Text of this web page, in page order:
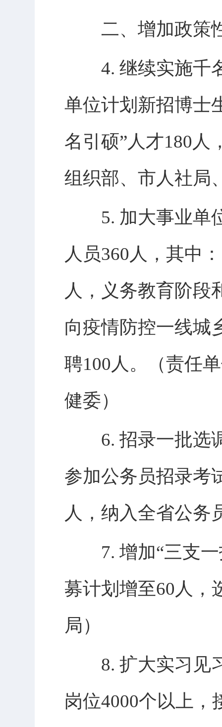
二、增加政策
4. 继续实施千名
单位计划新招博士
名引硕”人才180人
组织部、市人社局
5. 加大事业单位
人员360人，其中
人，义务教育阶段
向疫情防控一线城
聘100人。（责任
健委）
6. 招录一批选调
参加公务员招录考
人，纳入全省公务
7. 增加“三支一
募计划增至60人，
局）
8. 扩大实习见习
岗位4000个以上，